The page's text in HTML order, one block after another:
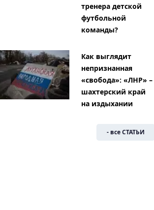
тренера детской
футбольной
команды?
Как выглядит
непризнанная
«свобода»: «ЛНР» –
шахтерский край
на издыхании
- все СТАТЬИ